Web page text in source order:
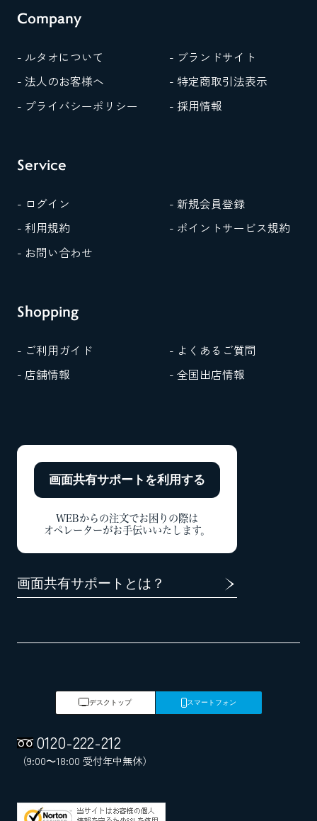
Company
- ルタオについて
- ブランドサイト
- 法人のお客様へ
- 特定商取引法表示
- プライバシーポリシー
- 採用情報
Service
- ログイン
- 新規会員登録
- 利用規約
- ポイントサービス規約
- お問い合わせ
Shopping
- ご利用ガイド
- よくあるご質問
- 店舗情報
- 全国出店情報
画面共有サポートを利用する
WEBからの注文でお困りの際は
オペレーターがお手伝いいたします。
画面共有サポートとは？
デスクトップ スマートフォン
0120-222-212
（9:00～18:00 受付年中無休）